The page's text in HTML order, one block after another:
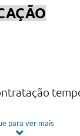
para ver mais